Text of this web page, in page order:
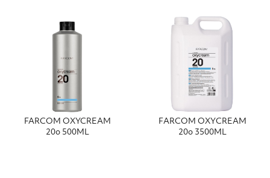
FARCOM OXYCREAM
20ο 500ML
FΑRCΟΜ ΟΧΥCRΕΑΜ
20ο 3500ΜL